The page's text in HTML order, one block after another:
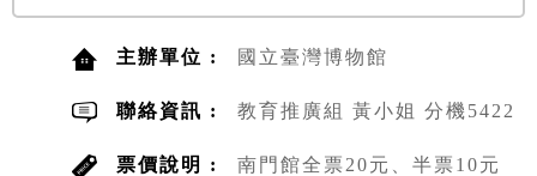
主辦單位 : 國立臺灣博物館
聯絡資訊 : 教育推廣組 黃小姐 分機5422
票價說明 : 南門館全票20元、半票10元